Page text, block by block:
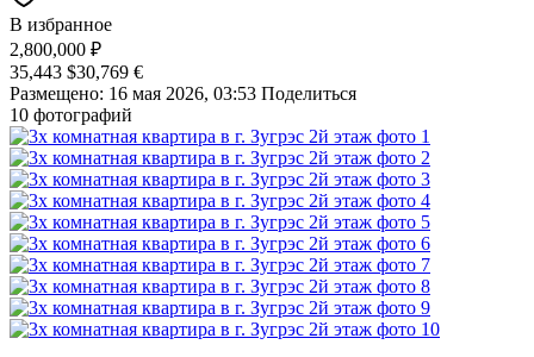
В избранное
2,800,000 ₽
35,443 $30,769 €
Размещено: 16 мая 2026, 03:53 Поделиться
10 фотографий